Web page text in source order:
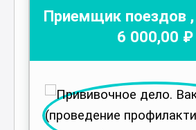
Приемщик поездов ,
6 000,00 ₽